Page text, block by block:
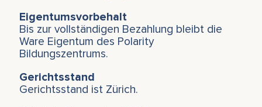
Eigentumsvorbehalt
Bis zur vollständigen Bezahlung bleibt die
Ware Eigentum des Polarity
Bildungszentrums.
Gerichtsstand
Gerichtsstand ist Zürich.